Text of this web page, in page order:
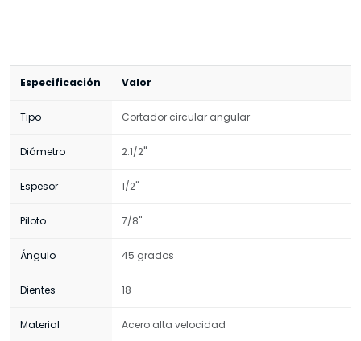
Especificación Valor
Tipo Cortador circular angular
Diámetro 2.1/2"
Espesor 1/2"
Piloto 7/8"
Ángulo 45 grados
Dientes 18
Material Acero alta velocidad